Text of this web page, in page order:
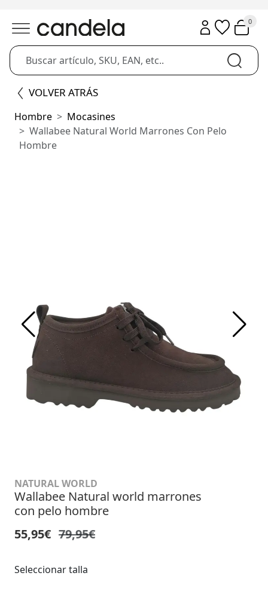
0
VOLVER ATRÁS
Hombre
Mocasines
Wallabee Natural World Marrones Con Pelo
Hombre
NATURAL WORLD
Wallabee Natural world marrones
con pelo hombre
55,95€ 79,95€
Seleccionar talla